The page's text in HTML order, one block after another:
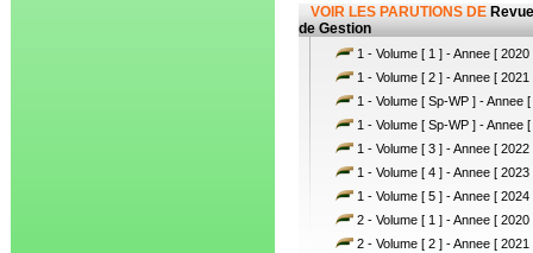
VOIR LES PARUTIONS DE
de Gestion
1 - Volume [ 1 ] - Annee [ 2020
1 - Volume [ 2 ] - Annee [ 2021
1 - Volume [ Sp-WP ] - Annee
1 - Volume [ Sp-WP ] - Annee
1 - Volume [ 3 ] - Annee [ 2022
1 - Volume [ 4 ] - Annee [ 2023
1 - Volume [ 5 ] - Annee [ 2024
2 - Volume [ 1 ] - Annee [ 2020
2 - Volume [ 2 ] - Annee [ 2021